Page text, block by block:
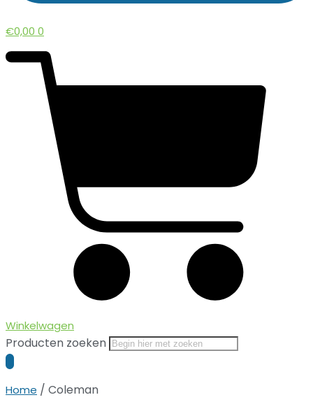
€0,00 0
Winkelwagen
Producten zoeken
Home / Coleman